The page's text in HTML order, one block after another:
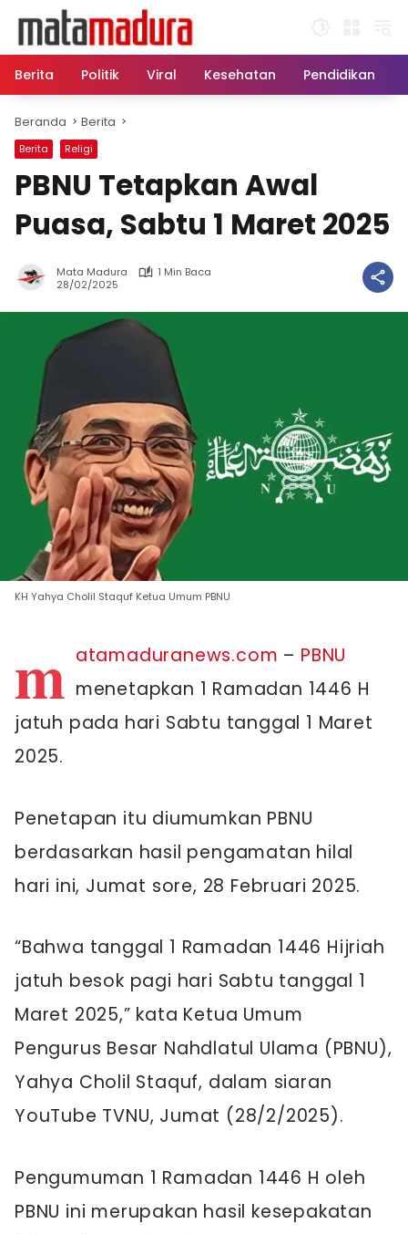
konten
Berita
Politik Viral Kesehatan Pendidikan
Beranda Berita
Berita Religi
PBNU Tetapkan Awal
Puasa, Sabtu 1 Maret 2025
Mata Madura
1 Min Baca
28/02/2025
KH Yahya Cholil Staquf Ketua Umum PBNU
m atamaduranews.com – PBNU
menetapkan 1 Ramadan 1446 H
jatuh pada hari Sabtu tanggal 1 Maret
2025.
Penetapan itu diumumkan PBNU
berdasarkan hasil pengamatan hilal
hari ini, Jumat sore, 28 Februari 2025.
“Bahwa tanggal 1 Ramadan 1446 Hijriah
jatuh besok pagi hari Sabtu tanggal 1
Maret 2025,” kata Ketua Umum
Pengurus Besar Nahdlatul Ulama (PBNU),
Yahya Cholil Staquf, dalam siaran
YouTube TVNU, Jumat (28/2/2025).
Pengumuman 1 Ramadan 1446 H oleh
PBNU ini merupakan hasil kesepakatan